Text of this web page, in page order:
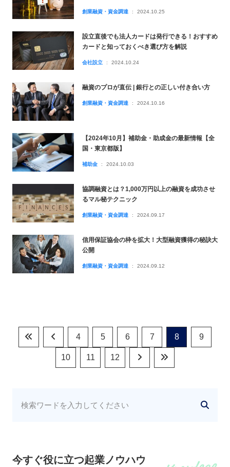
創業融資・資金調達 2024.10.25
設立直後でも法人カードは発行できる！おすすめ
カードと知っておくべき選び方を解説
会社設立 2024.10.24
融資のプロが直伝 | 銀行との正しい付き合い方
創業融資・資金調達 2024.10.16
【2024年10月】補助金・助成金の最新情報【全
国・東京都版】
補助金 2024.10.03
協調融資とは？1,000万円以上の融資を成功させ
るマル秘テクニック
創業融資・資金調達 2024.09.17
信用保証協会の枠を拡大！大型融資獲得の秘訣大
公開
創業融資・資金調達 2024.09.12
4 5 6 7 8 9
10 11 12
今すぐ役に立つ起業ノウハウ